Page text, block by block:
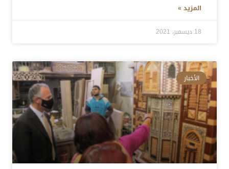
المزيد »
18 ديسمبر، 2021
الأخبار